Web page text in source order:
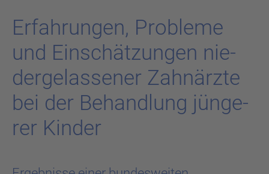
Er­fah­run­gen, Pro­ble­me
und Ein­schät­zun­gen nie­
der­ge­las­se­ner Zahn­ärz­te
bei der Be­hand­lung jün­ge­
rer Kin­der